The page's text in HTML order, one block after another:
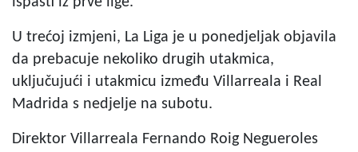
U trećoj izmjeni, La Liga je u ponedjeljak objavila
da prebacuje nekoliko drugih utakmica,
uključujući i utakmicu između Villarreala i Real
Madrida s nedjelje na subotu.
Direktor Villarreala Fernando Roig Negueroles